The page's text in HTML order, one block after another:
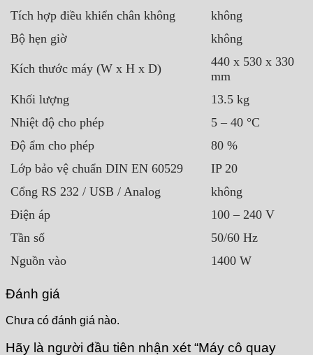
Tích hợp điều khiển chân không
không
Bộ hẹn giờ
không
Kích thước máy (W x H x D)
440 x 530 x 330
mm
Khối lượng
13.5 kg
Nhiệt độ cho phép
5 – 40 °C
Độ ẩm cho phép
80 %
Lớp bảo vệ chuẩn DIN EN 60529
IP 20
Cổng RS 232 / USB / Analog
không
Điện áp
100 – 240 V
Tần số
50/60 Hz
Nguồn vào
1400 W
Đánh giá
Chưa có đánh giá nào.
Hãy là người đầu tiên nhận xét “Máy cô quay